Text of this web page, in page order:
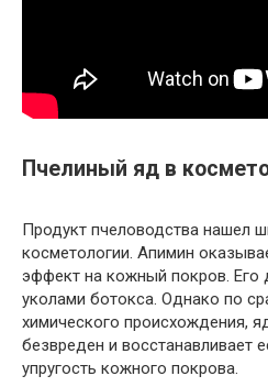
Пчелиный яд в
Продукт пчеловодства нашел
косметологии. Апимин
эффект на кожный покров. Его
уколами ботокса. Однако по
химического происхождения,
безвреден и восстанавливает
упругость кожного покрова.